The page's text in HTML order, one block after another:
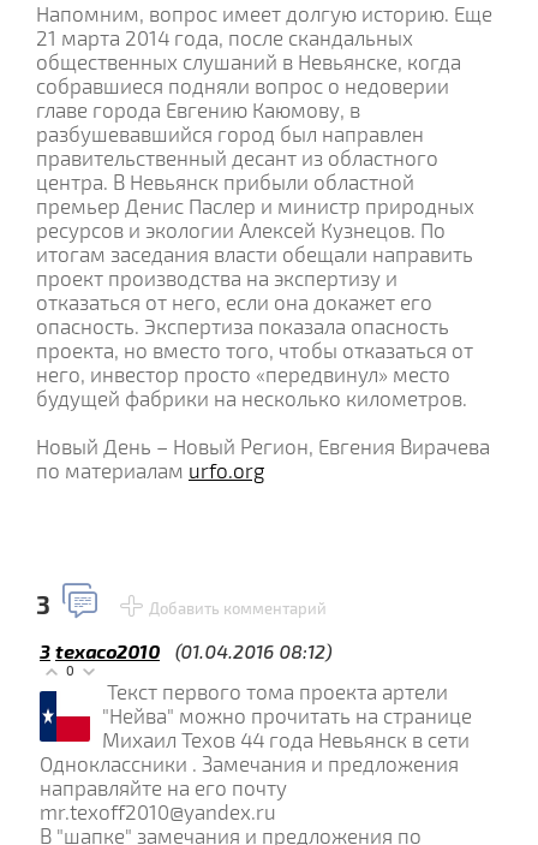
Напомним, вопрос имеет долгую историю. Еще
21 марта 2014 года, после скандальных
общественных слушаний в Невьянске, когда
собравшиеся подняли вопрос о недоверии
главе города Евгению Каюмову, в
разбушевавшийся город был направлен
правительственный десант из областного
центра. В Невьянск прибыли областной
премьер Денис Паслер и министр природных
ресурсов и экологии Алексей Кузнецов. По
итогам заседания власти обещали направить
проект производства на экспертизу и
отказаться от него, если она докажет его
опасность. Экспертиза показала опасность
проекта, но вместо того, чтобы отказаться от
него, инвестор просто «передвинул» место
будущей фабрики на несколько километров.
Новый День – Новый Регион, Евгения Вирачева
по материалам urfo.org
3 Добавить комментарий
3 texaco2010 (01.04.2016 08:12)
0
Текст первого тома проекта артели
"Нейва" можно прочитать на странице
Михаил Техов 44 года Невьянск в сети
Одноклассники . Замечания и предложения
направляйте на его почту
mr.texoff2010@yandex.ru
В "шапке" замечания и предложения по